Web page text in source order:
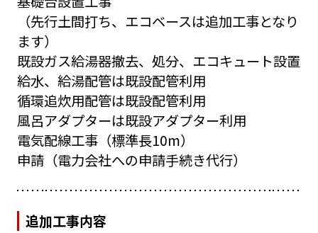
（先行土間打ち、エコベースは追加工事となり
ます）
既設ガス給湯器撤去、処分、エコキュート設置
給水、給湯配管は既設配管利用
循環追炊用配管は既設配管利用
風呂アダプターは既設アダプター利用
電気配線工事（標準長10m）
申請（電力会社への申請手続き代行）
追加工事内容